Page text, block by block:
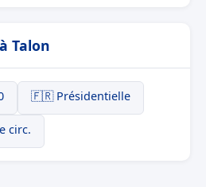
Talon
🇫🇷 Présidentielle
circ.